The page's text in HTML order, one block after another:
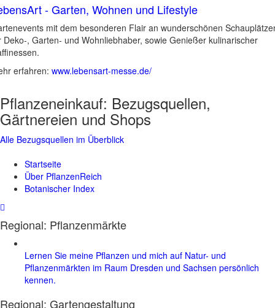
- Garten, Wohnen und Lifestyle
mit dem besonderen Flair an wunderschönen
Deko-, Garten- und Wohnliebhaber, sowie Genießer kulinarischer
erfahren: www.lebensart-messe.de/
Pflanzeneinkauf: Bezugsquellen,
Gärtnereien und Shops
Alle Bezugsquellen im Überblick
Startseite
Über PflanzenReich
Botanischer Index
Regional: Pflanzenmärkte
Lernen Sie meine Pflanzen und mich auf Natur- und
Pflanzenmärkten im Raum Dresden und Sachsen persönlich
kennen.
Regional: Gartengestaltung